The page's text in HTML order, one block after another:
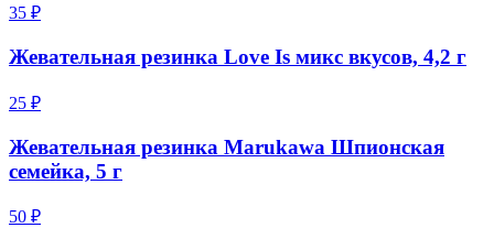
35 ₽
Жевательная резинка Love Is микс вкусов, 4,2 г
25 ₽
Жевательная резинка Marukawa Шпионская
семейка, 5 г
50 ₽